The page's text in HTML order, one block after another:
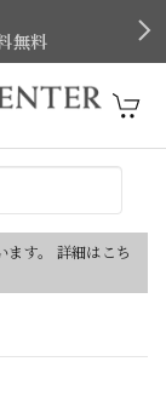
無料
ます。 詳細はこち